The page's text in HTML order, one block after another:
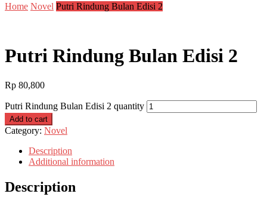
Home Novel Putri Rindung Bulan Edisi 2
Putri Rindung Bulan Edisi 2
Rp 80,800
Putri Rindung Bulan Edisi 2 quantity
Add to cart
Category: Novel
Description
Additional information
Description